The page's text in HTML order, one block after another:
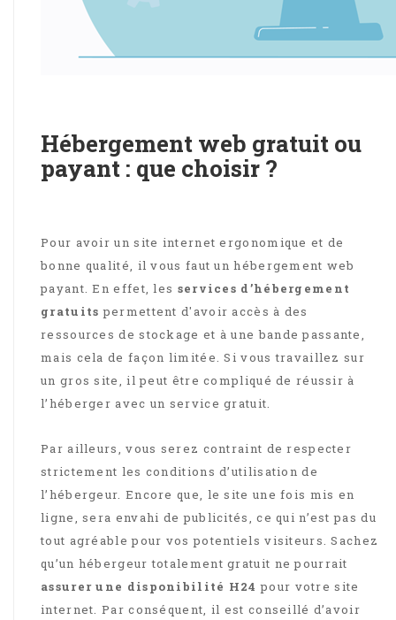
Hébergement web gratuit ou
payant : que choisir ?
Pour avoir un site internet ergonomique et de
bonne qualité, il vous faut un hébergement web
payant. En effet, les services d’hébergement
gratuits permettent d'avoir accès à des
ressources de stockage et à une bande passante,
mais cela de façon limitée. Si vous travaillez sur
un gros site, il peut être compliqué de réussir à
l’héberger avec un service gratuit.
Par ailleurs, vous serez contraint de respecter
strictement les conditions d’utilisation de
l’hébergeur. Encore que, le site une fois mis en
ligne, sera envahi de publicités, ce qui n’est pas du
tout agréable pour vos potentiels visiteurs. Sachez
qu’un hébergeur totalement gratuit ne pourrait
assurer une disponibilité H24 pour votre site
internet. Par conséquent, il est conseillé d’avoir